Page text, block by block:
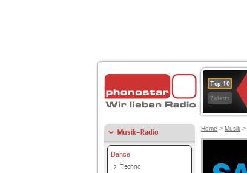
Top 10
Zuletzt
Musik-Radio
Dance
Techno
Home > Musik >